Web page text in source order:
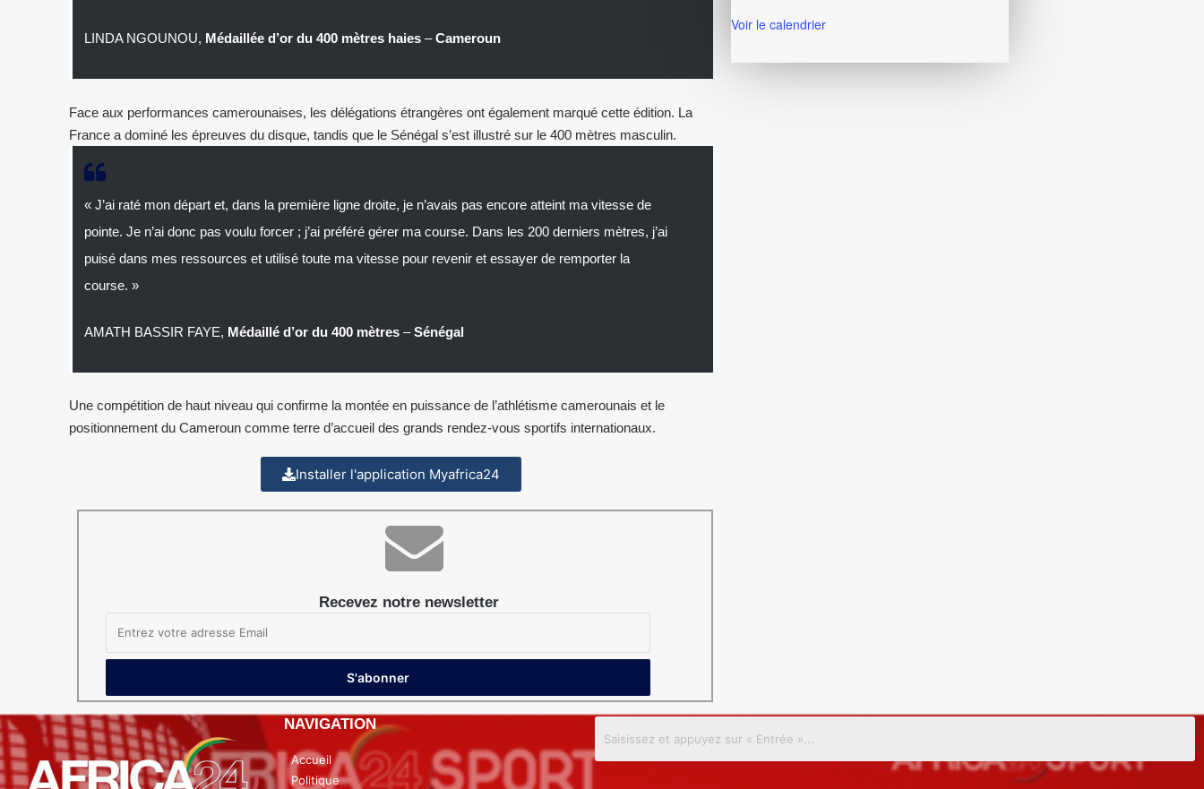
LINDA NGOUNOU, Médaillée d’or du 400 mètres haies –Cameroun
Face aux performances camerounaises, les délégations étrangères ont également marqué cette édition. La
France a dominé les épreuves du disque, tandis que le Sénégal s’est illustré sur le 400 mètres masculin.
« J’ai raté mon départ et, dans la première ligne droite, je n’avais pas encore atteint ma vitesse de
pointe. Je n’ai donc pas voulu forcer ; j’ai préféré gérer ma course. Dans les 200 derniers mètres, j’ai
puisé dans mes ressources et utilisé toute ma vitesse pour revenir et essayer de remporter la
course. »
AMATH BASSIR FAYE, Médaillé d’or du 400 mètres–Sénégal
Une compétition de haut niveau qui confirme la montée en puissance de l’athlétisme camerounais et le
positionnement du Cameroun comme terre d’accueil des grands rendez-vous sportifs internationaux.
Installer l'application Myafrica24
Recevez notre newsletter
Voir le calendrier
NAVIGATION
Accueil
Politique